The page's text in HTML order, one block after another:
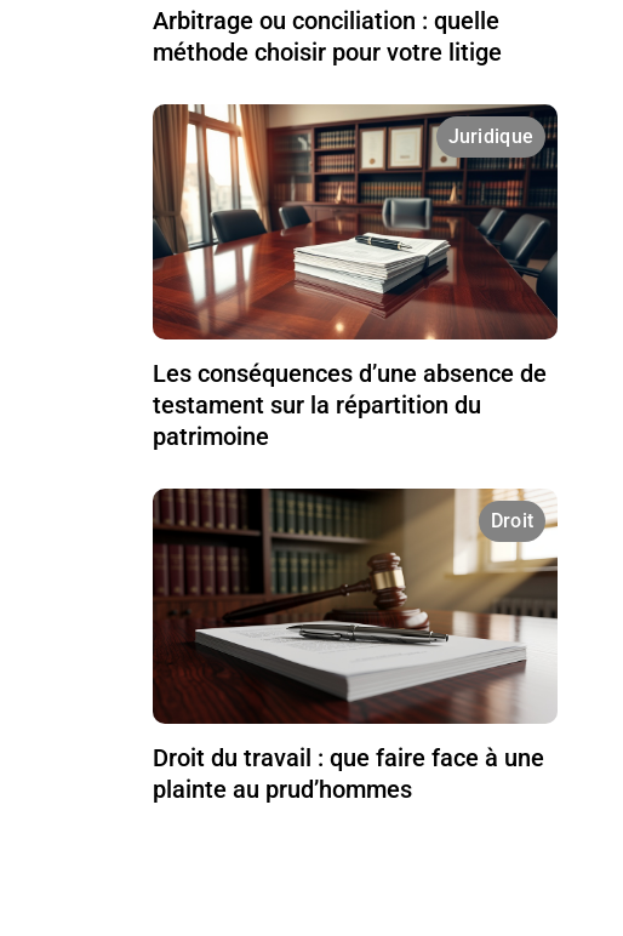
Arbitrage ou conciliation : quelle
méthode choisir pour votre litige
Juridique
Les conséquences d’une absence de
testament sur la répartition du
patrimoine
Droit
Droit du travail : que faire face à une
plainte au prud’hommes